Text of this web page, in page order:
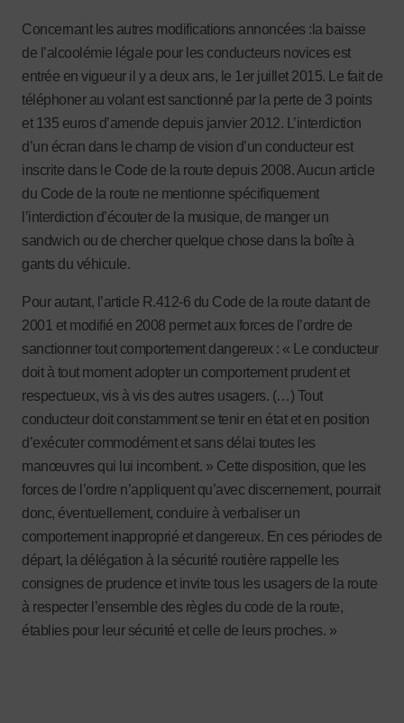
Concernant les autres modifications annoncées :la baisse
de l’alcoolémie légale pour les conducteurs novices est
entrée en vigueur il y a deux ans, le 1er juillet 2015. Le fait de
téléphoner au volant est sanctionné par la perte de 3 points
et 135 euros d’amende depuis janvier 2012. L’interdiction
d’un écran dans le champ de vision d’un conducteur est
inscrite dans le Code de la route depuis 2008. Aucun article
du Code de la route ne mentionne spécifiquement
l’interdiction d’écouter de la musique, de manger un
sandwich ou de chercher quelque chose dans la boîte à
gants du véhicule.
Pour autant, l’article R.412-6 du Code de la route datant de
2001 et modifié en 2008 permet aux forces de l’ordre de
sanctionner tout comportement dangereux : « Le conducteur
doit à tout moment adopter un comportement prudent et
respectueux, vis à vis des autres usagers. (…) Tout
conducteur doit constamment se tenir en état et en position
d’exécuter commodément et sans délai toutes les
manœuvres qui lui incombent. » Cette disposition, que les
forces de l’ordre n’appliquent qu’avec discernement, pourrait
donc, éventuellement, conduire à verbaliser un
comportement inapproprié et dangereux. En ces périodes de
départ, la délégation à la sécurité routière rappelle les
consignes de prudence et invite tous les usagers de la route
à respecter l’ensemble des règles du code de la route,
établies pour leur sécurité et celle de leurs proches. »